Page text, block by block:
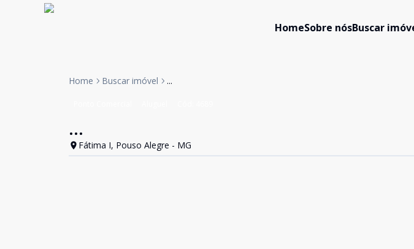
HomeSobre nósBuscar
Home Buscar imóvel ...
...
Fátima I, Pouso Alegre - MG